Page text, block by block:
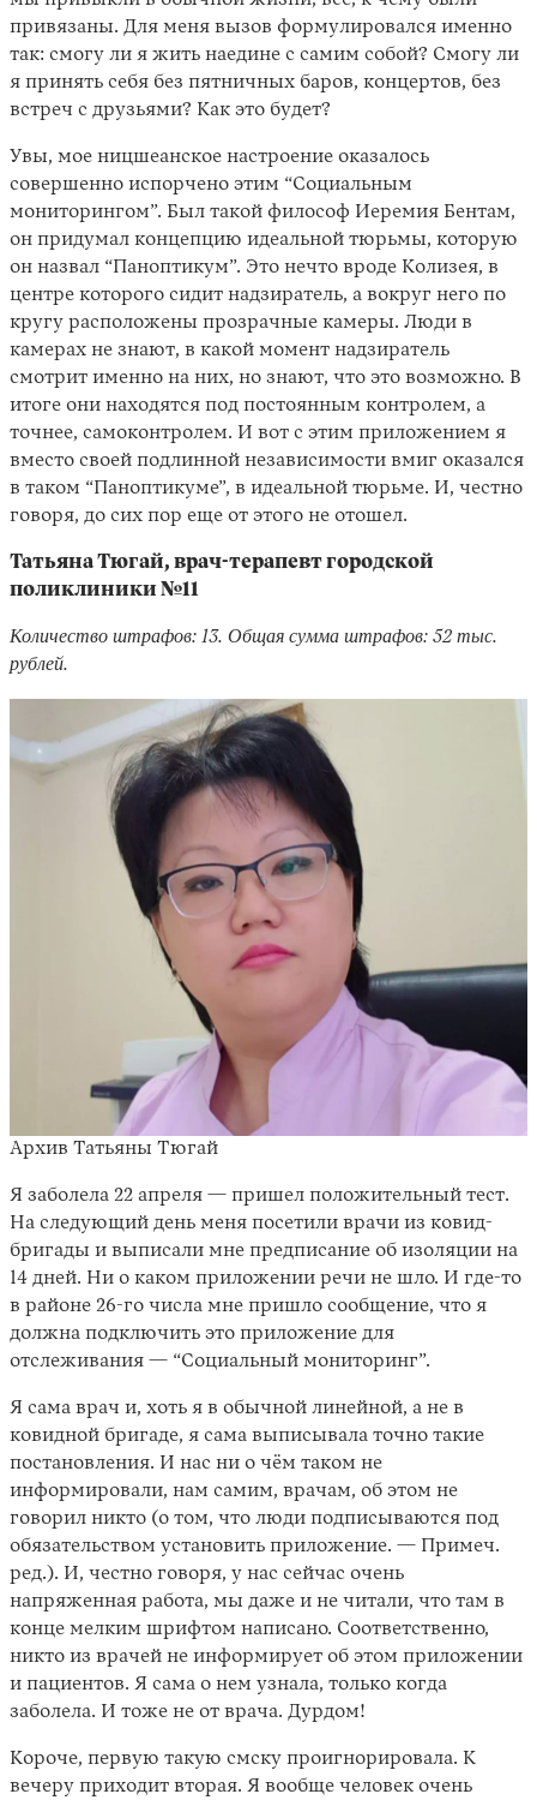
привязаны. Для меня вызов формулировался именно
так: смогу ли я жить наедине с самим собой? Смогу ли
я принять себя без пятничных баров, концертов, без
встреч с друзьями? Как это будет?
Увы, мое ницшеанское настроение оказалось
совершенно испорчено этим “Социальным
мониторингом”. Был такой философ Иеремия Бентам,
он придумал концепцию идеальной тюрьмы, которую
он назвал “Паноптикум”. Это нечто вроде Колизея, в
центре которого сидит надзиратель, а вокруг него по
кругу расположены прозрачные камеры. Люди в
камерах не знают, в какой момент надзиратель
смотрит именно на них, но знают, что это возможно. В
итоге они находятся под постоянным контролем, а
точнее, самоконтролем. И вот с этим приложением я
вместо своей подлинной независимости вмиг оказался
в таком “Паноптикуме”, в идеальной тюрьме. И, честно
говоря, до сих пор еще от этого не отошел.
Татьяна Тюгай, врач-терапевт городской
поликлиники №11
Количество штрафов: 13. Общая сумма штрафов: 52 тыс.
рублей.
Архив Татьяны Тюгай
Я заболела 22 апреля — пришел положительный тест.
На следующий день меня посетили врачи из ковид-
бригады и выписали мне предписание об изоляции на
14 дней. Ни о каком приложении речи не шло. И где-то
в районе 26-го числа мне пришло сообщение, что я
должна подключить это приложение для
отслеживания — “Социальный мониторинг”.
Я сама врач и, хоть я в обычной линейной, а не в
ковидной бригаде, я сама выписывала точно такие
постановления. И нас ни о чём таком не
информировали, нам самим, врачам, об этом не
говорил никто (о том, что люди подписываются под
обязательством установить приложение. — Примеч.
ред.). И, честно говоря, у нас сейчас очень
напряженная работа, мы даже и не читали, что там в
конце мелким шрифтом написано. Соответственно,
никто из врачей не информирует об этом приложении
и пациентов. Я сама о нем узнала, только когда
заболела. И тоже не от врача. Дурдом!
Короче, первую такую смску проигнорировала. К
вечеру приходит вторая. Я вообще человек очень